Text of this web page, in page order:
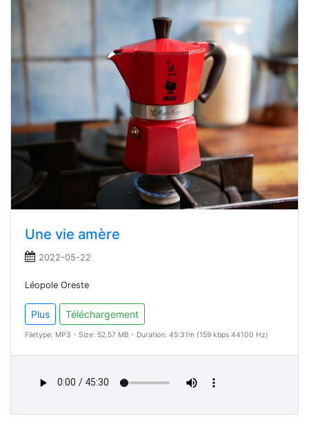
Une vie amère
2022-05-22
Léopole Oreste
Plus Téléchargement
Filetype: MP3 - Size: 52.57 MB - Duration: 45:31m (159 kbps 44100 Hz)